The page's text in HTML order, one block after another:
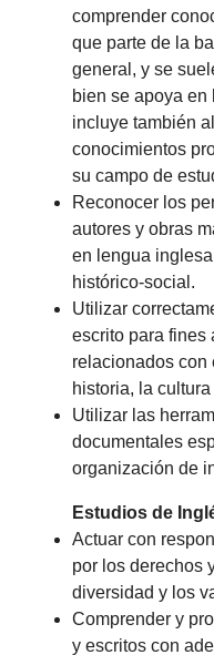
comprender
que parte de la
general, y se
bien se apoya en
incluye también
conocimientos
su campo de
Reconocer los
autores y obras
en lengua
histórico-social.
Utilizar
escrito para fines
relacionados con
historia, la
Utilizar las
documentales
organización de
Estudios de
Actuar con
por los derechos
diversidad y los
Comprender y
y escritos con